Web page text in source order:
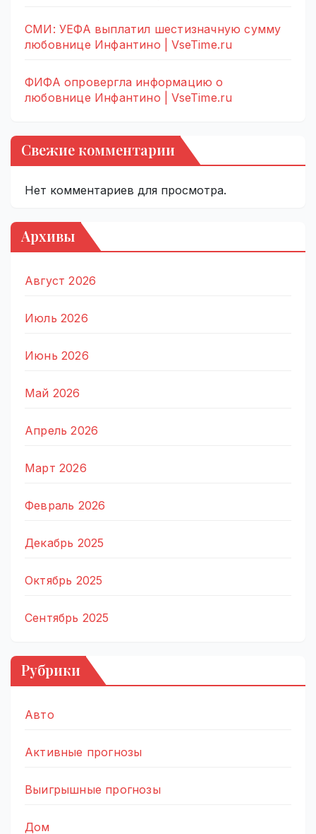
СМИ: УЕФА выплатил шестизначную сумму
любовнице Инфантино | VseTime.ru
ФИФА опровергла информацию о
любовнице Инфантино | VseTime.ru
Свежие комментарии
Нет комментариев для просмотра.
Архивы
Август 2026
Июль 2026
Июнь 2026
Май 2026
Апрель 2026
Март 2026
Февраль 2026
Декабрь 2025
Октябрь 2025
Сентябрь 2025
Рубрики
Авто
Активные прогнозы
Выигрышные прогнозы
Дом